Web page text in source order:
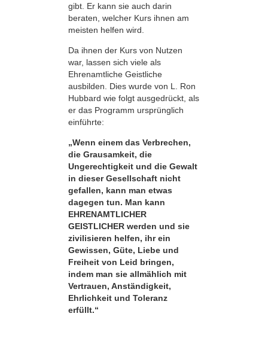
gibt. Er kann sie auch darin
beraten, welcher Kurs ihnen am
meisten helfen wird.
Da ihnen der Kurs von Nutzen
war, lassen sich viele als
Ehrenamtliche Geistliche
ausbilden. Dies wurde von L. Ron
Hubbard wie folgt ausgedrückt, als
er das Programm ursprünglich
einführte:
„Wenn einem das Verbrechen,
die Grausamkeit, die
Ungerechtigkeit und die Gewalt
in dieser Gesellschaft nicht
gefallen, kann man etwas
dagegen tun. Man kann
EHRENAMTLICHER
GEISTLICHER werden und sie
zivilisieren helfen, ihr ein
Gewissen, Güte, Liebe und
Freiheit von Leid bringen,
indem man sie allmählich mit
Vertrauen, Anständigkeit,
Ehrlichkeit und Toleranz
erfüllt.“